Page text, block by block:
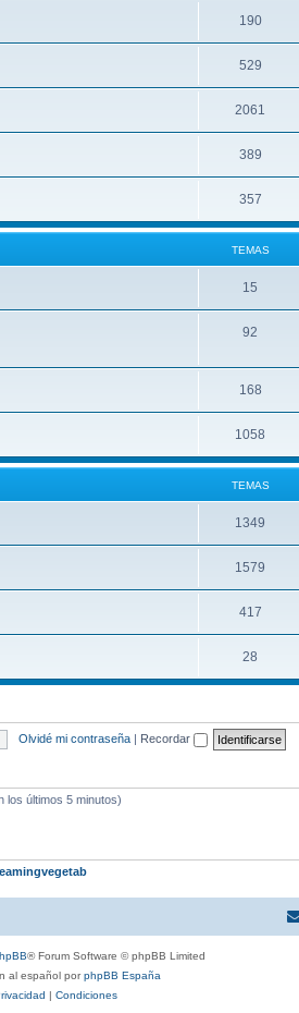
190
529
2061
389
357
TEMAS
15
92
168
1058
TEMAS
1349
1579
417
28
Olvidé mi contraseña | Recordar
los últimos 5 minutos)
® Forum Software © phpBB Limited
al español porphpBB España
| Condiciones